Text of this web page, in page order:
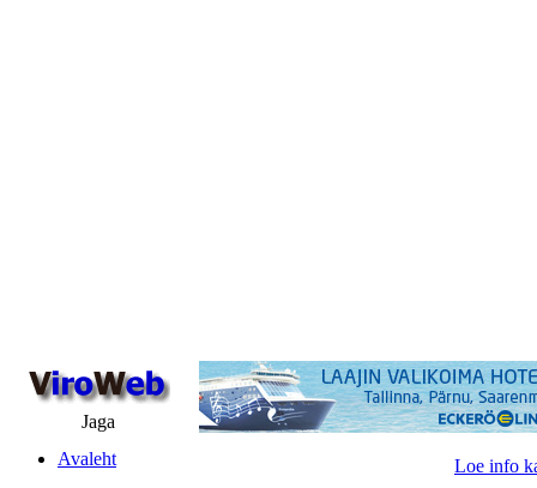
Jaga
Avaleht
Loe info